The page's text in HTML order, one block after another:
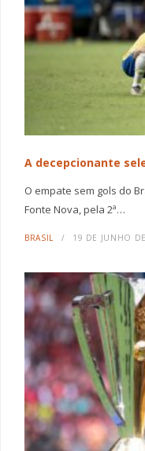
A decepcionante
O empate sem gols do
Fonte Nova, pela 2ª…
BRASIL 19 DE JUNHO